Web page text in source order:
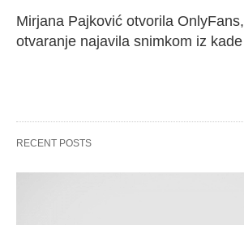
Mirjana Pajković otvorila OnlyFans,
otvaranje najavila snimkom iz kade
RECENT POSTS